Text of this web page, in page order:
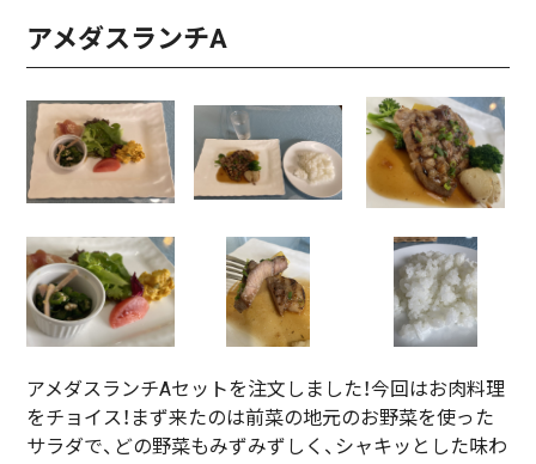
アメダスランチA
アメダスランチAセットを注文しました！今回はお肉料理
をチョイス！まず来たのは前菜の地元のお野菜を使った
サラダで、どの野菜もみずみずしく、シャキッとした味わ